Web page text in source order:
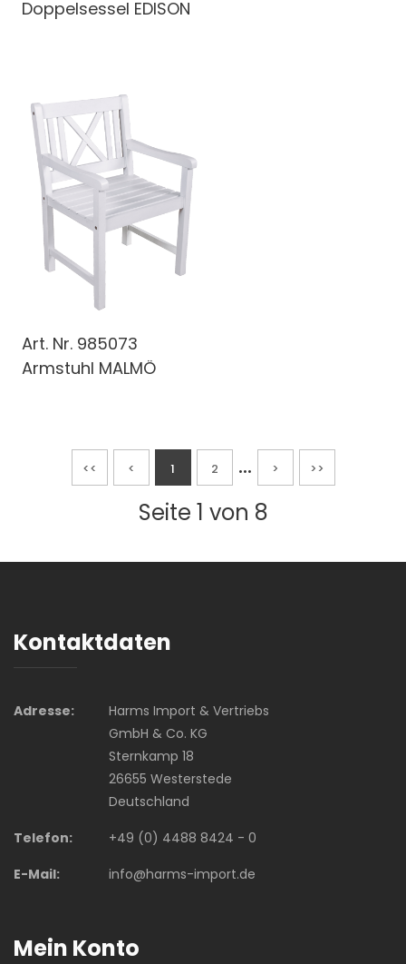
Doppelsessel EDISON
Art. Nr. 985073
Armstuhl MALMÖ
<< < 1 2 ... > >>
Seite 1 von 8
Kontaktdaten
Adresse:
Harms Import & Vertriebs
GmbH & Co. KG
Sternkamp 18
26655 Westerstede
Deutschland
Telefon:
+49 (0) 4488 8424 - 0
E-Mail:
info@harms-import.de
Mein Konto